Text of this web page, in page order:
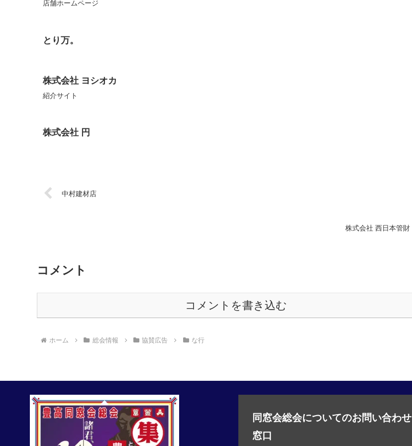
店舗ホームページ
とり万。
株式会社 ヨシオカ
紹介サイト
株式会社 円
中村建材店
株式会社 西日本管財
コメント
コメントを書き込む
ホーム 総会情報 協賛広告 な行
同窓会総会についてのお問い合わせ
窓口